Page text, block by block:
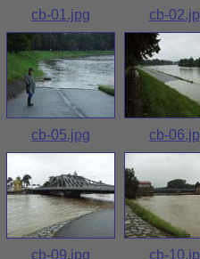
cb-01.jpg cb-
cb-05.jpg cb-
cb-09.jpg cb-